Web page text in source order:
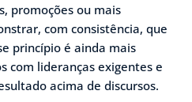
promoções ou mais
com consistência, que
princípio é ainda mais
com lideranças exigentes e
acima de discursos.